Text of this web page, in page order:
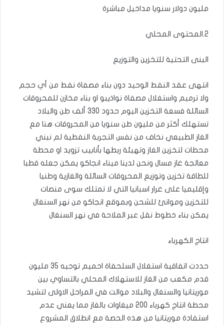
مليون دولار سنويا مداخيل مباشرة
2.المحتوى المحلي
البنى التحتية للتخزين والتوزيع
انتهى عقد النفط الوحيد دون بناء مصفاة نفط من أي حجم
ولا ترميم واستغلال مصفاة نواذيبو او بناء مخازن للمحروقات
السائلة فسعة التخزين اليوم حدود 330 ألف طن والبلاد
تستهلك أكثر من مليون طن سنويا من المحروقات هنا مع
الغاز الطبيعي نخاف من نفس التجربة النفطية لم نبني
محطات لتخزين الغاز وتهيئة ربطها بأنابيب تزويد او محطة
معالجة غاز مسال ونحن لدينا ميناء انجاكو يمكن جعله قطبا
للطاقة تخزين وتوزيع المحروقات السائلة والغازية وطنيا
وإقليميا على غرار اسبانيا التي لا تمتلك سوى منصات
للتخزين وموانئ للشحن وبموقع انجاكو من نهر السنغال
يمكن بناء خطوط نقل عبر الملاحة في نهر السنغال
انتاج الكهرباء
حددت اتفاقية استغلال السلحفاة احميم توجيه 35 مليون
قدم مكعب من الغاز للاستهلاك المحلي بالتساوي بين
موريتانيا والسنغال والبلاد موالت في المراحل الاولى لتشيد
محطة انتاج كهرباء 200 ميغاوات بالغاز مما يعني عدم
استفادة موريتانيا من هذه الحصة مع انطلاق المشروع